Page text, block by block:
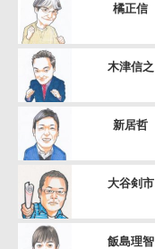
橘正信
木津信之
新居哲
大谷剣市
飯島理智